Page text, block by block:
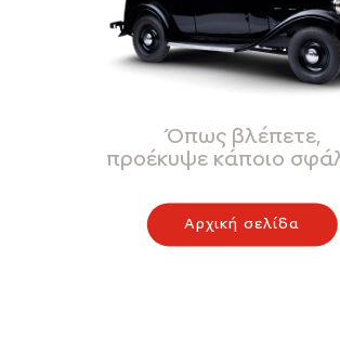
Όπως βλέπετε,
προέκυψε κάποιο
Αρχική σελίδα